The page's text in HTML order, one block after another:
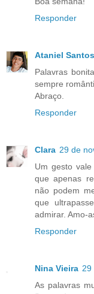
Responder
Ataniel Santos
Palavras
sempre
Abraço.
Responder
Clara 29 de
Um gesto
que apenas
não podem
que
admirar. Amo-
Responder
Nina Vieira 29
As palavras